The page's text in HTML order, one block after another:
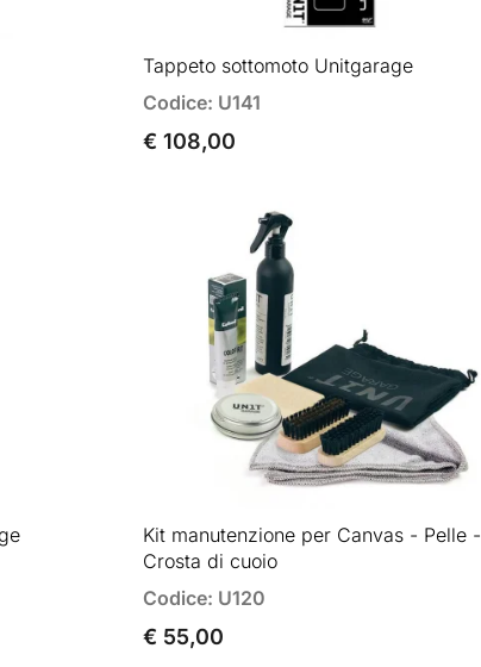
Tappeto sottomoto Unitgarage
Codice: U141
€ 108,00
Kit manutenzione per Canvas - Pelle -
Crosta di cuoio
Codice: U120
€ 55,00